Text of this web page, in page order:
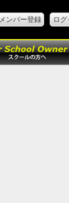
メンバー登録 ログ